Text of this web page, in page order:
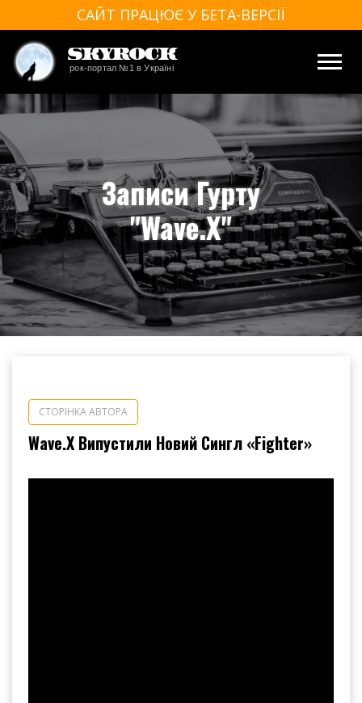
САЙТ ПРАЦЮЄ У БЕТА-ВЕРСІЇ
SkyRock
рок-портал №1 в Україні
Записи Гурту
"Wave.X"
СТОРІНКА АВТОРА
Wave.X Випустили Новий Сингл «Fighter»